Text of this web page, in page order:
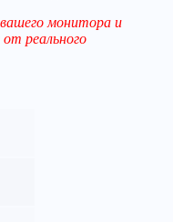
монитора и
реального